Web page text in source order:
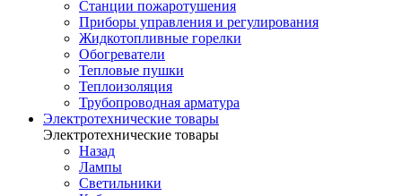
Станции пожаротушения
Приборы управления и регулирования
Жидкотопливные горелки
Обогреватели
Тепловые пушки
Теплоизоляция
Трубопроводная арматура
Электротехнические товары
Электротехнические товары
Назад
Лампы
Светильники